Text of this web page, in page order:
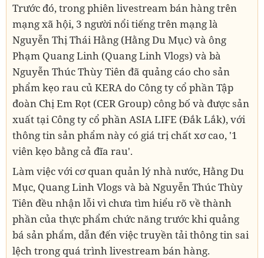
Trước đó, trong phiên livestream bán hàng trên
mạng xã hội, 3 người nổi tiếng trên mạng là
Nguyễn Thị Thái Hằng (Hằng Du Mục) và ông
Phạm Quang Linh (Quang Linh Vlogs) và bà
Nguyễn Thúc Thùy Tiên đã quảng cáo cho sản
phẩm kẹo rau củ KERA do Công ty cổ phần Tập
đoàn Chị Em Rọt (CER Group) công bố và được sản
xuất tại Công ty cổ phần ASIA LIFE (Đắk Lắk), với
thông tin sản phẩm này có giá trị chất xơ cao, '1
viên kẹo bằng cả đĩa rau'.
Làm việc với cơ quan quản lý nhà nước, Hằng Du
Mục, Quang Linh Vlogs và bà Nguyễn Thúc Thùy
Tiên đều nhận lỗi vì chưa tìm hiểu rõ về thành
phần của thực phẩm chức năng trước khi quảng
bá sản phẩm, dẫn đến việc truyền tải thông tin sai
lệch trong quá trình livestream bán hàng.